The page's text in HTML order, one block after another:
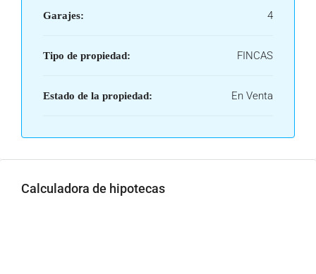
Garajes: 4
Tipo de propiedad: FINCAS
Estado de la propiedad: En Venta
Calculadora de hipotecas